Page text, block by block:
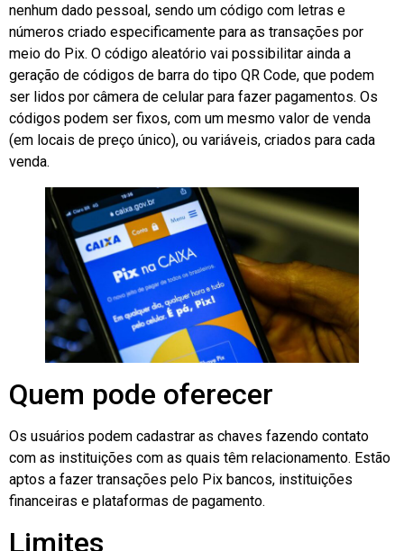
nenhum dado pessoal, sendo um código com letras e
números criado especificamente para as transações por
meio do Pix. O código aleatório vai possibilitar ainda a
geração de códigos de barra do tipo QR Code, que podem
ser lidos por câmera de celular para fazer pagamentos. Os
códigos podem ser fixos, com um mesmo valor de venda
(em locais de preço único), ou variáveis, criados para cada
venda.
Quem pode oferecer
Os usuários podem cadastrar as chaves fazendo contato
com as instituições com as quais têm relacionamento. Estão
aptos a fazer transações pelo Pix bancos, instituições
financeiras e plataformas de pagamento.
Limites